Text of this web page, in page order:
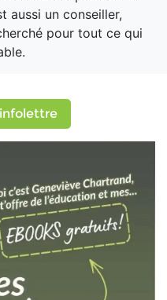
aussi un conseiller,
pour tout ce qui